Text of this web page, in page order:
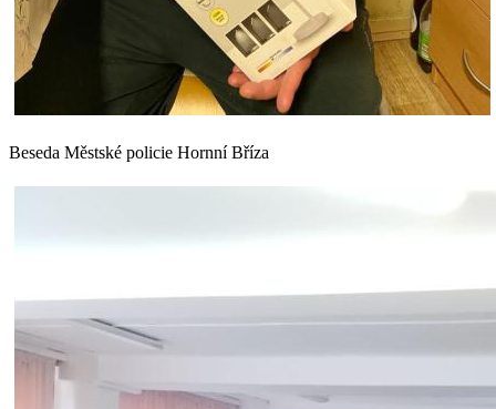
Beseda Městské policie Hornní Bříza